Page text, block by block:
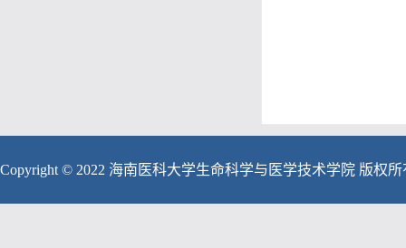
Copyright © 2022 海南医科大学生命科学与医学技术学院 版权所